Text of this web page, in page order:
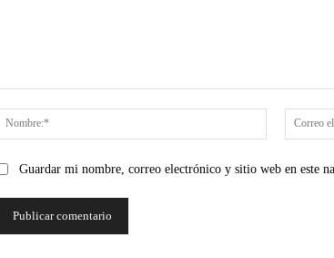
Nombre:*
Guardar mi nombre, correo electrónico y sitio web en este